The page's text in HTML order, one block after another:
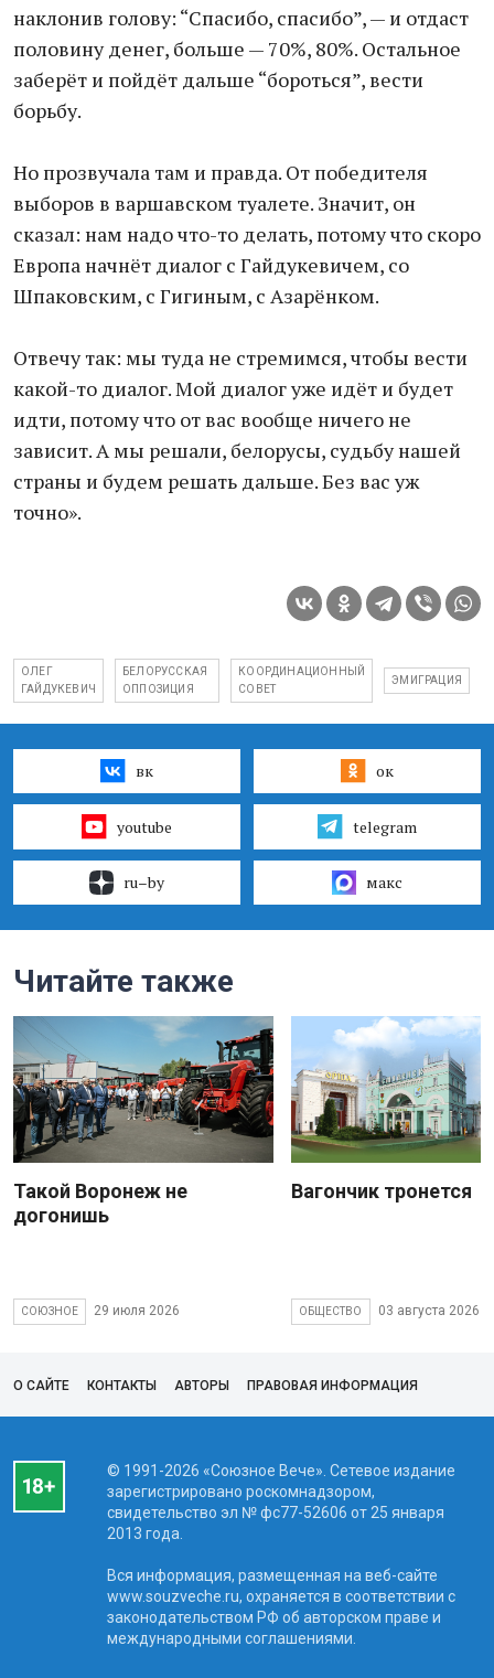
наклонив голову: “Спасибо, спасибо”, — и отдаст
половину денег, больше — 70%, 80%. Остальное
заберёт и пойдёт дальше “бороться”, вести
борьбу.
Но прозвучала там и правда. От победителя
выборов в варшавском туалете. Значит, он
сказал: нам надо что-то делать, потому что скоро
Европа начнёт диалог с Гайдукевичем, со
Шпаковским, с Гигиным, с Азарёнком.
Отвечу так: мы туда не стремимся, чтобы вести
какой-то диалог. Мой диалог уже идёт и будет
идти, потому что от вас вообще ничего не
зависит. А мы решали, белорусы, судьбу нашей
страны и будем решать дальше. Без вас уж
точно».
ОЛЕГ
ГАЙДУКЕВИЧ
БЕЛОРУССКАЯ
ОППОЗИЦИЯ
КООРДИНАЦИОННЫЙ
СОВЕТ
ЭМИГРАЦИЯ
вк ок
youtube telegram
ru–by макс
Читайте также
Такой Воронеж не
догонишь
СОЮЗНОЕ 29 июля 2026
Вагончик тронется
ОБЩЕСТВО 03 августа 2026
О САЙТЕ КОНТАКТЫ АВТОРЫ ПРАВОВАЯ ИНФОРМАЦИЯ
© 1991-2026 «Союзное Вече». Сетевое издание
зарегистрировано роскомнадзором,
свидетельство эл № фc77-52606 от 25 января
2013 года.
Вся информация, размещенная на веб-сайте
www.souzveche.ru, охраняется в соответствии с
законодательством РФ об авторском праве и
международными соглашениями.